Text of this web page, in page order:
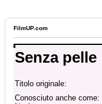
FilmUP.com
Senza pelle
Titolo originale:
Conosciuto anche come: